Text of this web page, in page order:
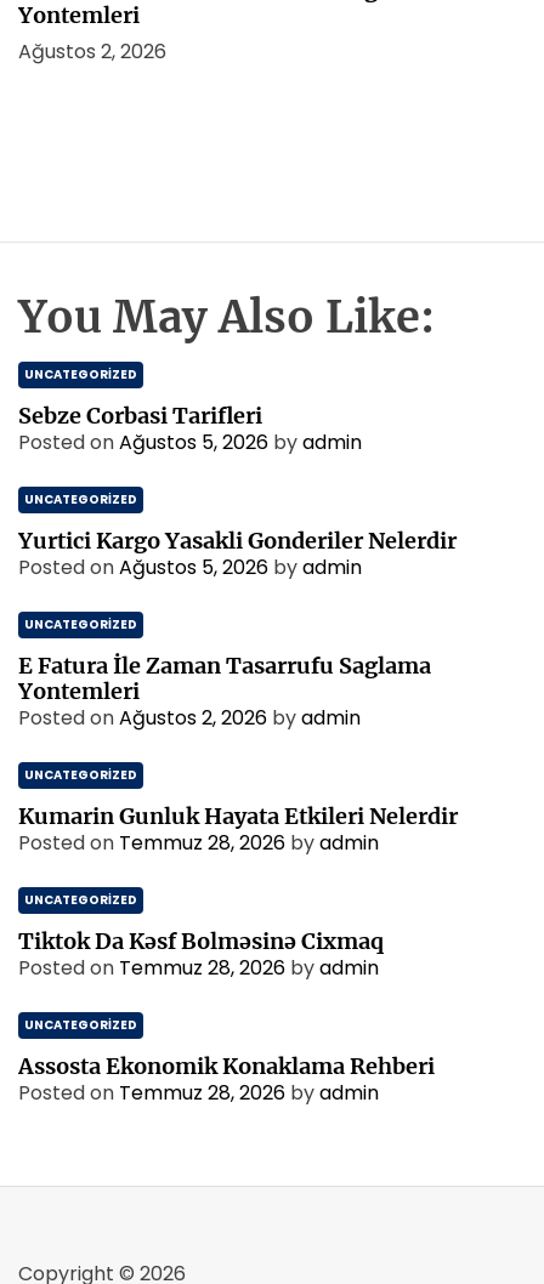
Yontemleri
Ağustos 2, 2026
You May Also Like:
UNCATEGORIZED
Sebze Corbasi Tarifleri
Posted onAğustos 5, 2026 byadmin
UNCATEGORIZED
Yurtici Kargo Yasakli Gonderiler Nelerdir
Posted onAğustos 5, 2026 byadmin
UNCATEGORIZED
E Fatura İle Zaman Tasarrufu Saglama
Yontemleri
Posted onAğustos 2, 2026 byadmin
UNCATEGORIZED
Kumarin Gunluk Hayata Etkileri Nelerdir
Posted on Temmuz 28, 2026 byadmin
UNCATEGORIZED
Tiktok Da Kəsf Bolməsinə Cixmaq
Posted on Temmuz 28, 2026 byadmin
UNCATEGORIZED
Assosta Ekonomik Konaklama Rehberi
Posted on Temmuz 28, 2026 byadmin
Copyright © 2026